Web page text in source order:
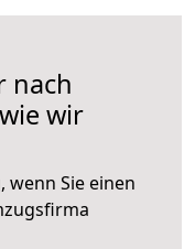
nach
wir
, wenn Sie einen